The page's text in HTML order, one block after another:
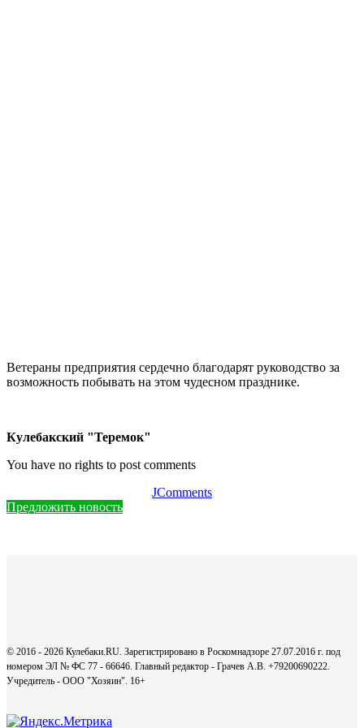
Ветераны предприятия сердечно благодарят руководство за
возможность побывать на этом чудесном празднике.
Кулебакский "Теремок"
You have no rights to post comments
JComments
Предложить новость
© 2016 - 2026 Кулебаки.RU. Зарегистрировано в Роскомнадзоре 27.07.2016 г. под
номером ЭЛ № ФС 77 - 66646. Главный редактор - Грачев А.В. +79200690222.
Учредитель - ООО "Хозяин". 16+